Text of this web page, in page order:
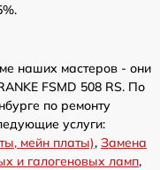
наших мастеров - они
FSMD 508 RS. По
по ремонту
услуги:
мейн платы), Замена
и галогеновых ламп,